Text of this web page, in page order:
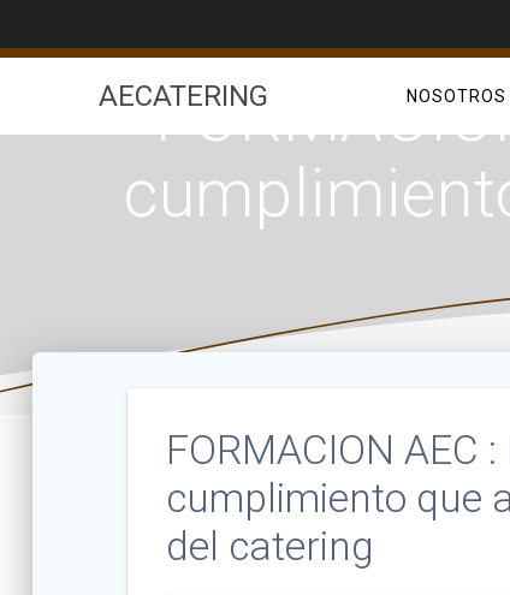
AECATERING NOSOTROS
FORMACION AEC
cumplimiento que
del catering